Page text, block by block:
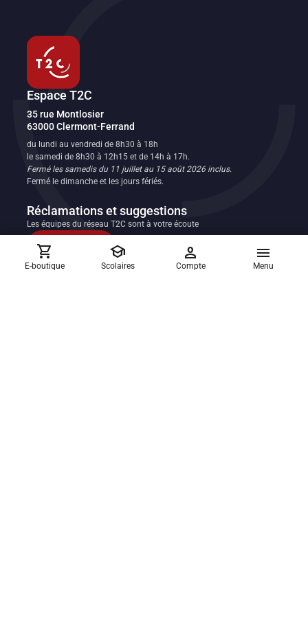
shopping_cart
E-boutique
school
Scolaires
person
Compte
menu
Menu
Espace T2C
Transport en commun de l'agglomération clermontoise
35 rue Montlosier
63000Clermont-Ferrand
FR
du lundi au vendredi de 8h30 à 18h
le samedi de 8h30 à 12h15 et de 14h à 17h.
Fermé les samedis du 11 juillet au 15 août 2026 inclus.
Fermé le dimanche et les jours fériés.
Réclamations et suggestions
Les équipes du réseau T2C sont à votre écoute
Nous contacter